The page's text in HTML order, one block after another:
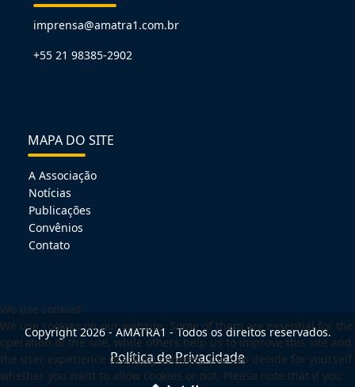
imprensa@amatra1.com.br
+55 21 98385-2902
MAPA DO SITE
A Associação
Notícias
Publicações
Convênios
Contato
Copyright 2026 - AMATRA1 - Todos os direitos reservados.
Política de Privacidade
We use cookies
We use cookies on our website. Some of them are essential for the
operation of the site, while others help us to improve this site and
the user experience (tracking cookies). You can decide for yourself
whether you want to allow cookies or not. Please note that if you